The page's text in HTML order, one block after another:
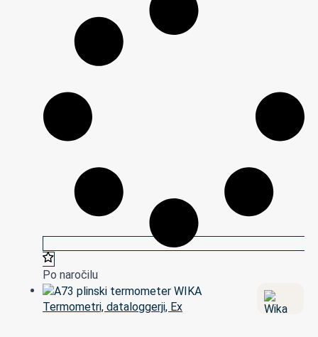
Po naročilu
Termometri, dataloggerji, Ex